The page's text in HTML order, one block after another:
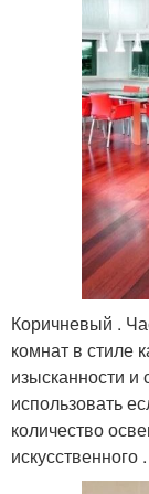
Коричневый .
комнат в стиле
изысканности и
использовать
количество
искусственного .